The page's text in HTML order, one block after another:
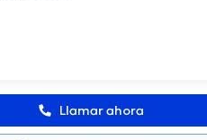
Llamar ahora